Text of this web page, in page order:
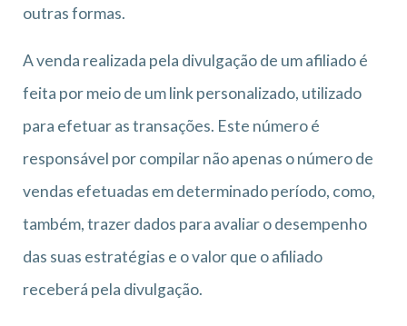
outras formas.
A venda realizada pela divulgação de um afiliado é
feita por meio de um link personalizado, utilizado
para efetuar as transações. Este número é
responsável por compilar não apenas o número de
vendas efetuadas em determinado período, como,
também, trazer dados para avaliar o desempenho
das suas estratégias e o valor que o afiliado
receberá pela divulgação.